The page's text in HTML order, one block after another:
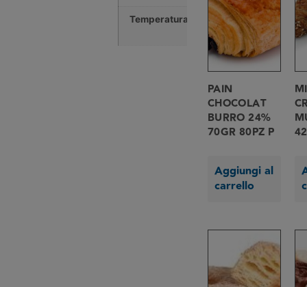
Temperatura
170
°C
PAIN
CHOCOLAT
BURRO 24%
70GR 80PZ P
Aggiungi al
carrello